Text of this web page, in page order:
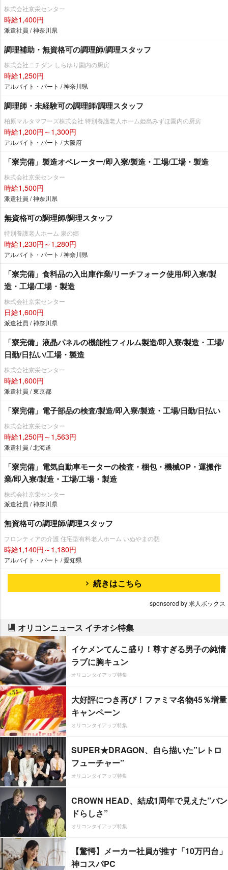
株式会社京栄センター
時給1,400円
派遣社員 / 神奈川県
調理補助・無資格可の調理師/調理スタッフ
株式会社ニチダン しらゆり園内の厨房
時給1,250円
アルバイト・パート / 神奈川県
調理師・未経験可の調理師/調理スタッフ
柏原マルタマフーズ株式会社 特別養護老人ホーム姫島みずほ園内の厨房
時給1,200円～1,300円
アルバイト・パート / 大阪府
「寮完備」製造オペレーター/即入寮/製造・工場/工場・製造
株式会社京栄センター
時給1,500円
派遣社員 / 神奈川県
無資格可の調理師/調理スタッフ
特別養護老人ホーム 泉の郷
時給1,230円～1,280円
アルバイト・パート / 神奈川県
「寮完備」食料品の入出庫作業/リーチフォーク使用/即入寮/製
造・工場/工場・製造
株式会社京栄センター
日給1,600円
派遣社員 / 神奈川県
「寮完備」液晶パネルの機能性フィルム製造/即入寮/製造・工場/
日勤/日払い/工場・製造
株式会社京栄センター
時給1,600円
派遣社員 / 東京都
「寮完備」電子部品の検査/製造/即入寮/製造・工場/日勤/日払い
株式会社京栄センター
時給1,250円～1,563円
派遣社員 / 北海道
「寮完備」電気自動車モーターの検査・梱包・機械OP・運搬作
業/即入寮/製造・工場/工場・製造
株式会社京栄センター
派遣社員 / 神奈川県
無資格可の調理師/調理スタッフ
フロンティアの介護 住宅型有料老人ホーム いぬやまの憩
時給1,140円～1,180円
アルバイト・パート / 愛知県
続きはこちら
sponsored by 求人ボックス
オリコンニュース イチオシ特集
イケメンてんこ盛り！尊すぎる男子の純情
ラブに胸キュン
オリコンタイアップ特集
大好評につき再び！ファミマ名物45％増量
キャンペーン
オリコンタイアップ特集
SUPER★DRAGON、自ら描いた”レトロ
フューチャー”
オリコンタイアップ特集
CROWN HEAD、結成1周年で見えた”バン
ドらしさ”
オリコンタイアップ特集
【驚愕】メーカー社員が推す「10万円台」
神コスパPC